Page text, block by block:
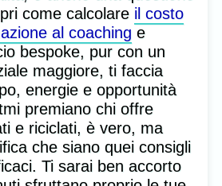
come calcolare il costo
al coaching e
bespoke, pur con un
maggiore, ti faccia
energie e opportunità
premiano chi offre
e riciclati, è vero, ma
che siano quei consigli
Ti sarai ben accorto